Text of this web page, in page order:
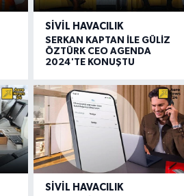
SIVIL HAVACILIK
SERKAN KAPTAN İLE GÜLİZ
ÖZTÜRK CEO AGENDA
2024'TE KONUŞTU
SIVIL HAVACILIK